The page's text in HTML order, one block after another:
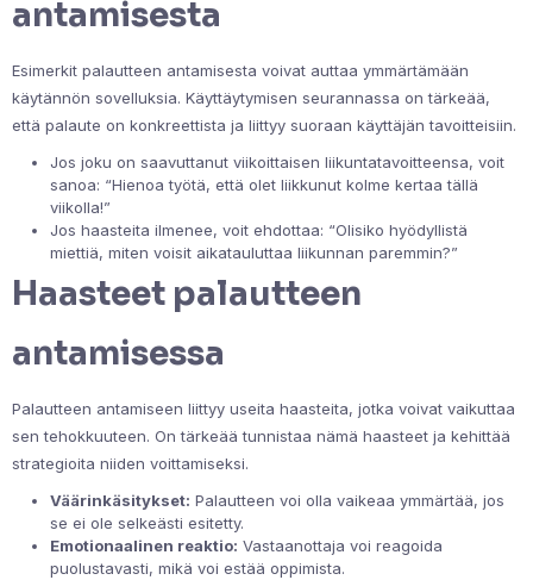
antamisesta
Esimerkit palautteen antamisesta voivat auttaa ymmärtämään
käytännön sovelluksia. Käyttäytymisen seurannassa on tärkeää,
että palaute on konkreettista ja liittyy suoraan käyttäjän tavoitteisiin.
Jos joku on saavuttanut viikoittaisen liikuntatavoitteensa, voit
sanoa: “Hienoa työtä, että olet liikkunut kolme kertaa tällä
viikolla!”
Jos haasteita ilmenee, voit ehdottaa: “Olisiko hyödyllistä
miettiä, miten voisit aikatauluttaa liikunnan paremmin?”
Haasteet palautteen
antamisessa
Palautteen antamiseen liittyy useita haasteita, jotka voivat vaikuttaa
sen tehokkuuteen. On tärkeää tunnistaa nämä haasteet ja kehittää
strategioita niiden voittamiseksi.
Väärinkäsitykset: Palautteen voi olla vaikeaa ymmärtää, jos
se ei ole selkeästi esitetty.
Emotionaalinen reaktio: Vastaanottaja voi reagoida
puolustavasti, mikä voi estää oppimista.